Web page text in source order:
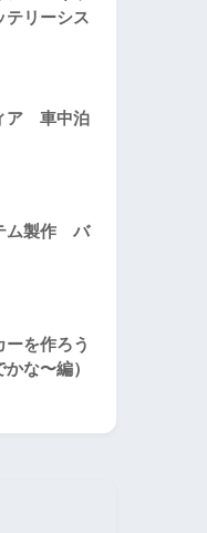
テリーシス
ア 車中泊
ム製作 バ
を作ろう
な〜編）